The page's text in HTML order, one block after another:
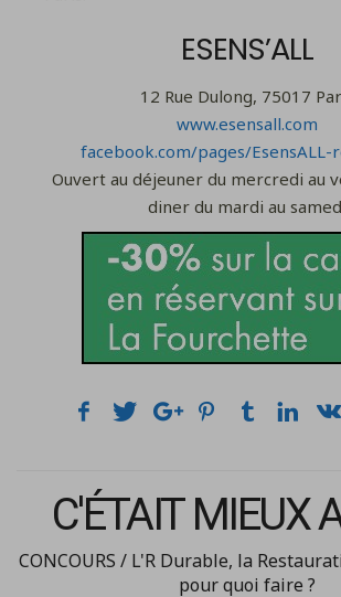
ESENS’ALL
12 Rue Dulong, 75017
www.esensall.com
facebook.com/pages/EsensALL-
Ouvert au déjeuner du mercredi au
diner du mardi au
C'ÉTAIT MIEUX
CONCOURS / L'R Durable, la
pour quoi faire ?